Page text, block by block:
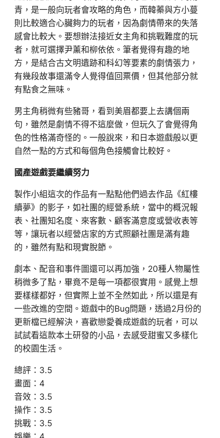
青，是一般向玩者會攻略的角色，而韓蓁與方小蔓
則比較適合心臟夠力的玩者，因為劇情帶來的失落
感會比較大。要想辦法接近女主角和挑戰難度的玩
者，就可選擇尹薰和柳依依。筆者覺得有趣的地
方，是結合古文明遺跡和科幻等要素的劇情張力，
有幾段故事還滿令人覺得值回票價，但其他部分就
有點食之無味。
男主角稍微有些豬哥，看到美眉都要上去講個兩
句，雖然是劇情不得不這麼做，但玩久了會覺得角
色的性格滿奇怪的。一般說來，和日本遊戲般以更
自然一點的方式和每個角色接觸會比較好。
國產遊戲要繼續努力
製作小組這次的作品有一點點他們過去作品《紅樓
續夢》的影子，如社團的經營系統，當中的概況報
表、社團知名度、來客數、顧客滿意度或營收表等
等，讓玩者以經營店家的方式照顧社團是滿有趣
的，雖然有點和現實脫節。
劇本、配音和事件圖還可以再加強，20種人物屬性
稍微多了點，畢竟不是每一項都很實用。感覺上想
要樣樣都好，但實際上並不全然如此，所以還是有
一些改進的空間。遊戲中的Bug問題，透過2月份的
更新檔已經解決，喜歡戀愛養成遊戲的玩者，可以
試試看這款本土研發的小品，去感受甜蜜又多樣化
的校園生活。
總評：3.5
畫面：4
音效：3.5
操作：3.5
挑戰：3.5